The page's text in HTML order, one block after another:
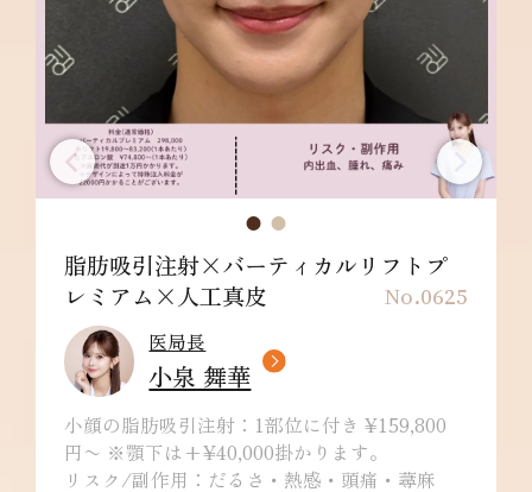
No.0625
脂肪吸引注射×バーティカルリフトプ
レミアム×人工真皮
医局長
小泉 舞華
小顔の脂肪吸引注射：1部位に付き ¥159,800
円〜 ※顎下は+¥40,000掛かります。
リスク/副作用：だるさ・熱感・頭痛・蕁麻